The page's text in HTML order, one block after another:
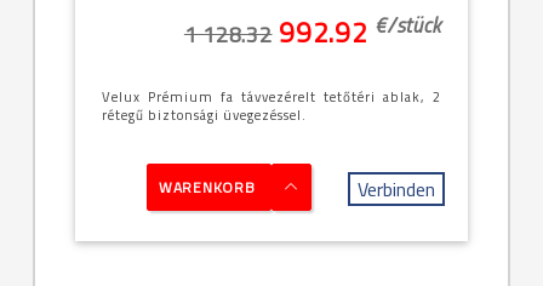
1 128.32 992.92 €/stück
Velux Prémium fa távvezérelt tetőtéri ablak, 2
rétegű biztonsági üvegezéssel.
WARENKORB Verbinden